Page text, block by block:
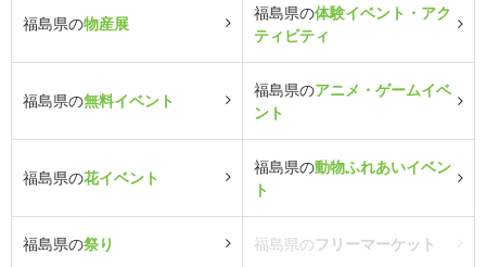
福島県の物産展
福島県の体験イベント・アク
ティビティ
福島県の無料イベント
福島県のアニメ・ゲームイベ
ント
福島県の花イベント
福島県の動物ふれあいイベン
ト
福島県の祭り 福島県のフリーマーケット